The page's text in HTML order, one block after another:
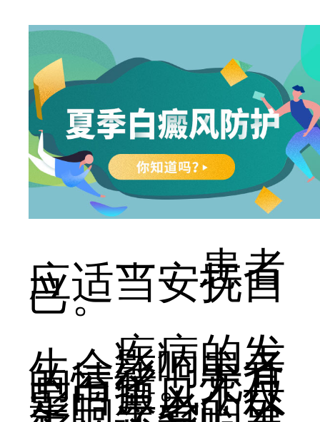
一、患者
应适当安抚自
己。
疾病的发
生会影响患者
的情绪。尤其
是白癜风不仅
影响患者的外